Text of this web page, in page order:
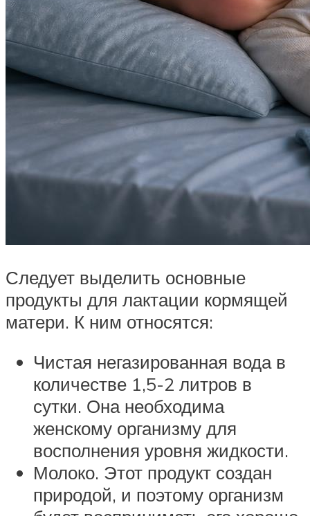
Следует выделить основные
продукты для лактации кормящей
матери. К ним относятся:
Чистая негазированная вода в
количестве 1,5-2 литров в
сутки. Она необходима
женскому организму для
восполнения уровня жидкости.
Молоко. Этот продукт создан
природой, и поэтому организм